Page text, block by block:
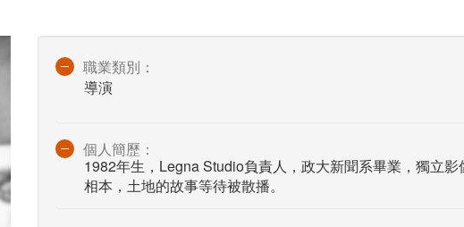
職業類別：
導演
個人簡歷：
1982年生，Legna Studio負責人，政大新聞系畢業，獨立
相本，土地的故事等待被散播。